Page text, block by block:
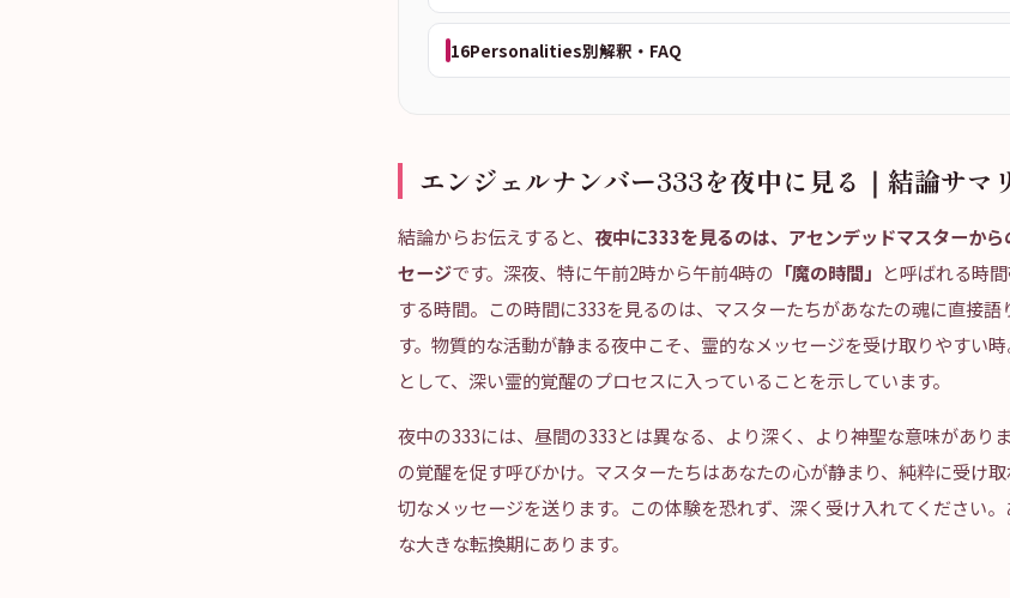
16Personalities別解釈・FAQ
エンジェルナンバー333を夜中に見る｜結論サマ
結論からお伝えすると、 夜中に333を見るのは、アセンデッドマスターか
セージです。深夜、特に午前2時から午前4時の 「魔の時間」 と呼ばれる時
する時間。この時間に333を見るのは、マスターたちがあなたの魂に直接
す。物質的な活動が静まる夜中こそ、霊的なメッセージを受け取りやすい
として、深い霊的覚醒のプロセスに入っていることを示しています。
夜中の333には、昼間の333とは異なる、より深く、より神聖な意味があり
の覚醒を促す呼びかけ。マスターたちはあなたの心が静まり、純粋に受け
切なメッセージを送ります。この体験を恐れず、深く受け入れてください
な大きな転換期にあります。